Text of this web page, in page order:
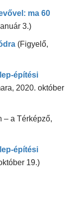
ma 60
3.)
(Figyelő,
építési
2020. október
– a Térképző,
építési
19.)